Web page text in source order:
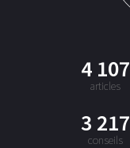
4 107
articles
3 217
conseils